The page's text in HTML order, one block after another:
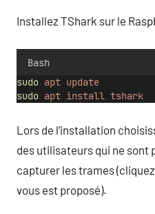
Installez TShark sur le
Bash
sudo apt update
sudo apt install tshark
Lors de l’installation
des utilisateurs qui ne sont
capturer les trames
vous est proposé).